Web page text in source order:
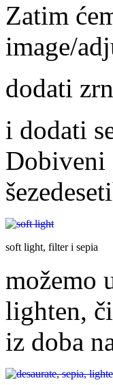
Zatim
image/
dodati
i dodati
Dobiveni
soft light, filter i sepia
možemo
lighten,
iz doba